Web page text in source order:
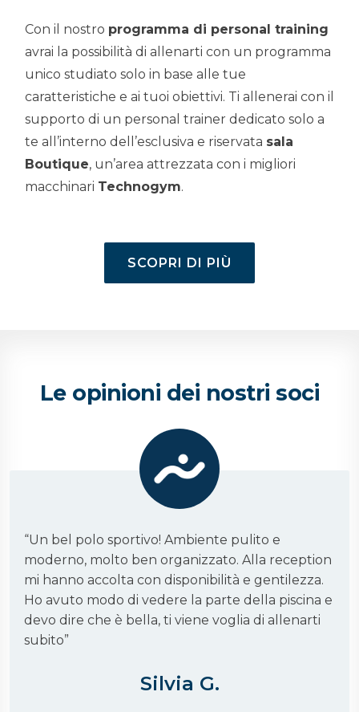
Con il nostro programma di personal training
avrai la possibilità di allenarti con un programma
unico studiato solo in base alle tue
caratteristiche e ai tuoi obiettivi. Ti allenerai con il
supporto di un personal trainer dedicato solo a
te all’interno dell’esclusiva e riservata sala
Boutique, un’area attrezzata con i migliori
macchinari Technogym.
SCOPRI DI PIÙ
Le opinioni dei nostri soci
“Un bel polo sportivo! Ambiente pulito e
moderno, molto ben organizzato. Alla reception
mi hanno accolta con disponibilità e gentilezza.
Ho avuto modo di vedere la parte della piscina e
devo dire che è bella, ti viene voglia di allenarti
subito”
Silvia G.